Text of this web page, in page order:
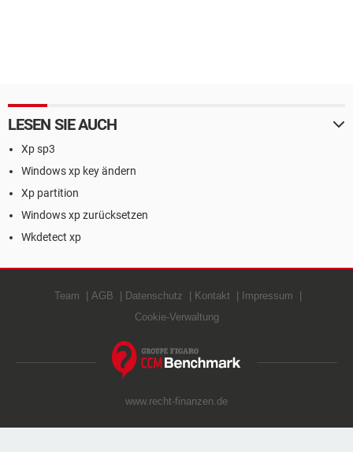
LESEN SIE AUCH
Xp sp3
Windows xp key ändern
Xp partition
Windows xp zurücksetzen
Wkdetect xp
Team AGB Datenschutz Kontakt
Impressum
Cookie-Verwaltung
www.recht-finanzen.de